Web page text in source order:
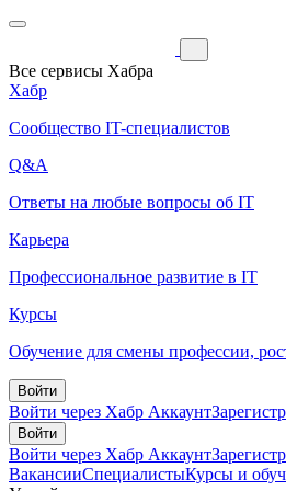
Все сервисы Хабра
Хабр
Сообщество IT-специалистов
Q&A
Ответы на любые вопросы об IT
Карьера
Профессиональное развитие в IT
Курсы
Обучение для смены профессии,
Войти
Войти через Хабр Аккаунт
Войти
Войти через Хабр Аккаунт
ВакансииСпециалистыКурсы и